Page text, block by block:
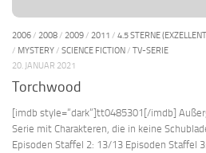
2006/ 2008/ 2009/ 2011 / 4.5 STERNE
/ MYSTERY/ SCIENCE FICTION/ TV-SERIE
20. JANUAR 2021
Torchwood
[imdb style=“dark“]tt0485301[/imdb]
Serie mit Charakteren, die in keine
Episoden Staffel 2: 13/13 Episoden Staffel